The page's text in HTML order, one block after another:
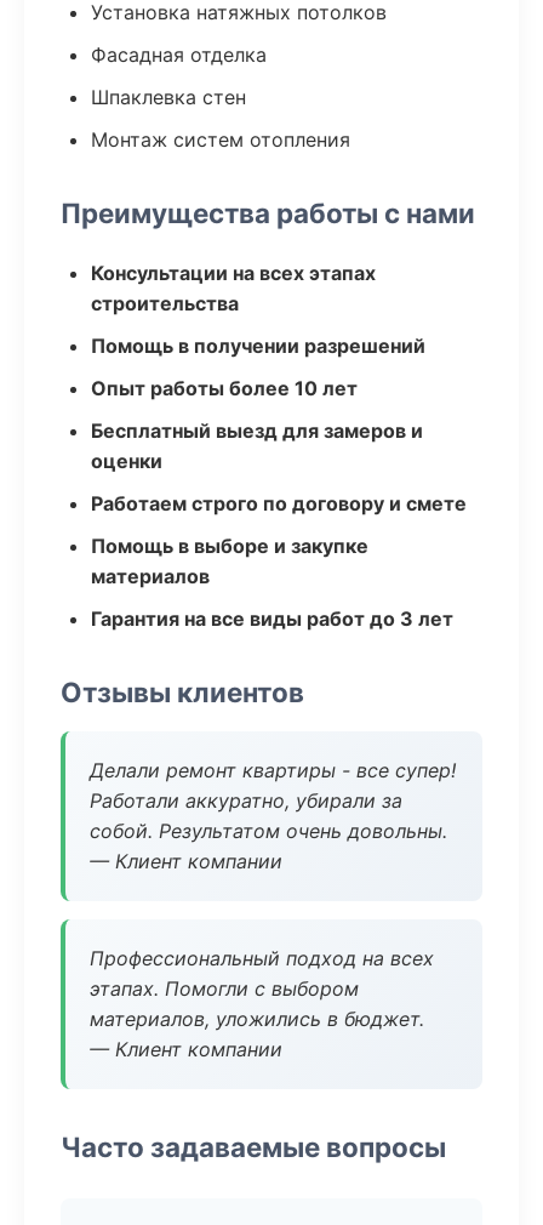
Установка натяжных потолков
Фасадная отделка
Шпаклевка стен
Монтаж систем отопления
Преимущества работы с нами
Консультации на всех этапах
строительства
Помощь в получении разрешений
Опыт работы более 10 лет
Бесплатный выезд для замеров и
оценки
Работаем строго по договору и смете
Помощь в выборе и закупке
материалов
Гарантия на все виды работ до 3 лет
Отзывы клиентов
Делали ремонт квартиры - все супер!
Работали аккуратно, убирали за
собой. Результатом очень довольны.
— Клиент компании
Профессиональный подход на всех
этапах. Помогли с выбором
материалов, уложились в бюджет.
— Клиент компании
Часто задаваемые вопросы